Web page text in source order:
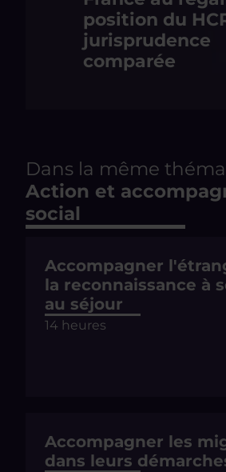
position du
jurisprudence
comparée
Dans la même
Action et
social
Accompagner
la reconnaissance à
au séjour
14 heures
Accompagner les
dans leurs